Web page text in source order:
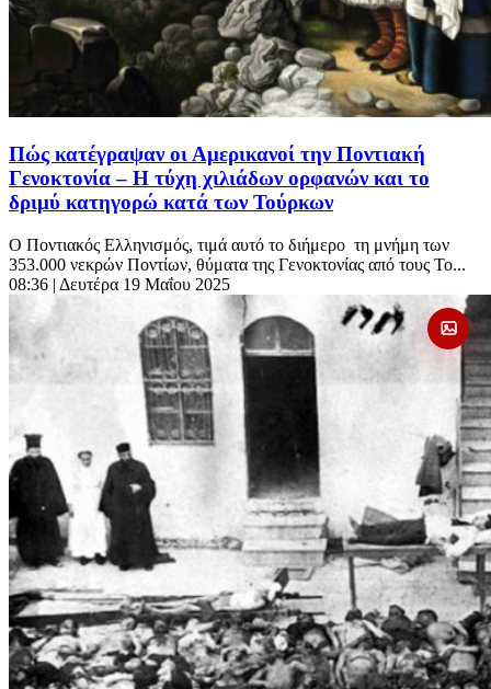
Πώς κατέγραψαν οι Αμερικανοί την Ποντιακή
Γενοκτονία – Η τύχη χιλιάδων ορφανών και το
δριμύ κατηγορώ κατά των Τούρκων
Ο Ποντιακός Ελληνισμός, τιμά αυτό το διήμερο τη μνήμη των
353.000 νεκρών Ποντίων, θύματα της Γενοκτονίας από τους Το...
08:36 | Δευτέρα 19 Μαΐου 2025